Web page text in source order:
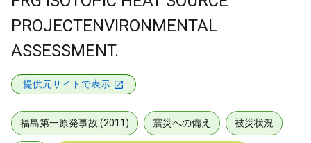
PROJECTENVIRONMENTAL
ASSESSMENT.
提供元サイトで表示
福島第一原発事故 (2011) 震災への備え 被災状況